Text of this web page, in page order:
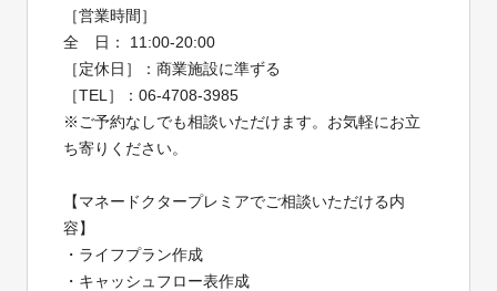
［営業時間］
全 日： 11:00-20:00
［定休日］：商業施設に準ずる
［TEL］：06-4708-3985
※ご予約なしでも相談いただけます。お気軽にお立
ち寄りください。
【マネードクタープレミアでご相談いただける内
容】
・ライフプラン作成
・キャッシュフロー表作成